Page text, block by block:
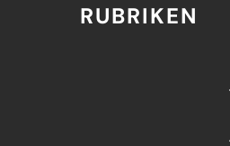
RUBRIKEN